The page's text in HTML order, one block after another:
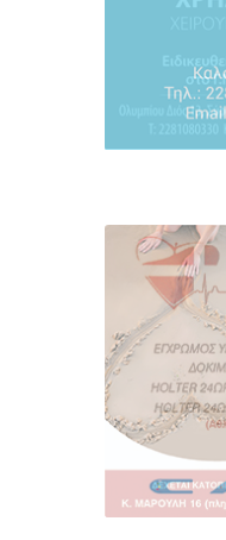
Φεριντέ
5 ώρες 36